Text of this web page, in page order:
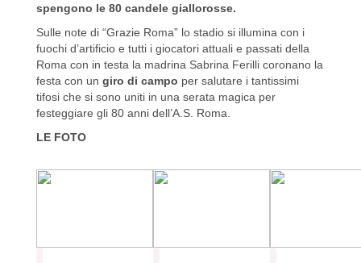
spengono le 80 candele giallorosse.
Sulle note di “Grazie Roma” lo stadio si illumina con i
fuochi d’artificio e tutti i giocatori attuali e passati della
Roma con in testa la madrina Sabrina Ferilli coronano la
festa con un giro di campo per salutare i tantissimi
tifosi che si sono uniti in una serata magica per
festeggiare gli 80 anni dell’A.S. Roma.
LE FOTO